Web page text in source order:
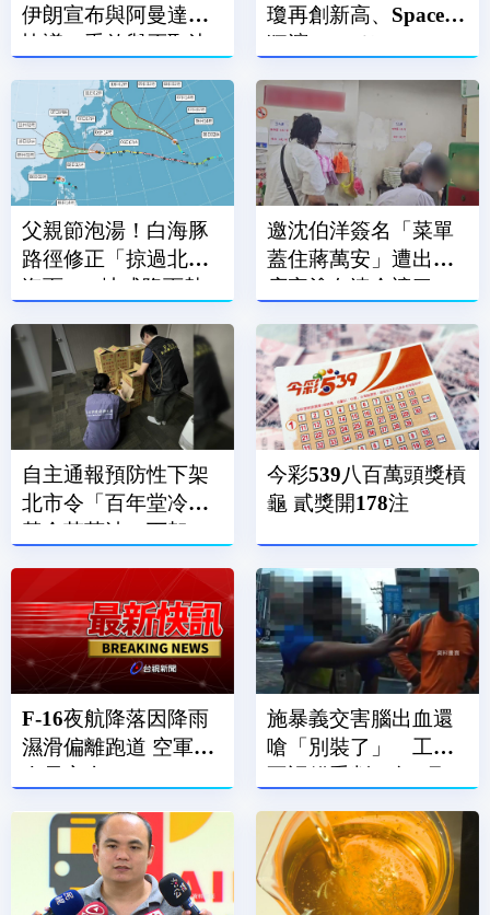
伊朗宣布與阿曼達成
協議：重啟與否取決
瓊再創新高、SpaceX
狂瀉13.61％
父親節泡湯！白海豚
路徑修正「掠過北部
海面」 2地成降雨熱
邀沈伯洋簽名「菜單
蓋住蔣萬安」遭出征
店家塗白漆全遮了
自主通報預防性下架
北市令「百年堂冷壓
黃金苦茶油」下架
今彩539八百萬頭獎槓
龜 貳獎開178注
F-16夜航降落因降雨
濕滑偏離跑道 空軍：
人員安全
施暴義交害腦出血還
嗆「別裝了」 工人
不認錯重判10年4月